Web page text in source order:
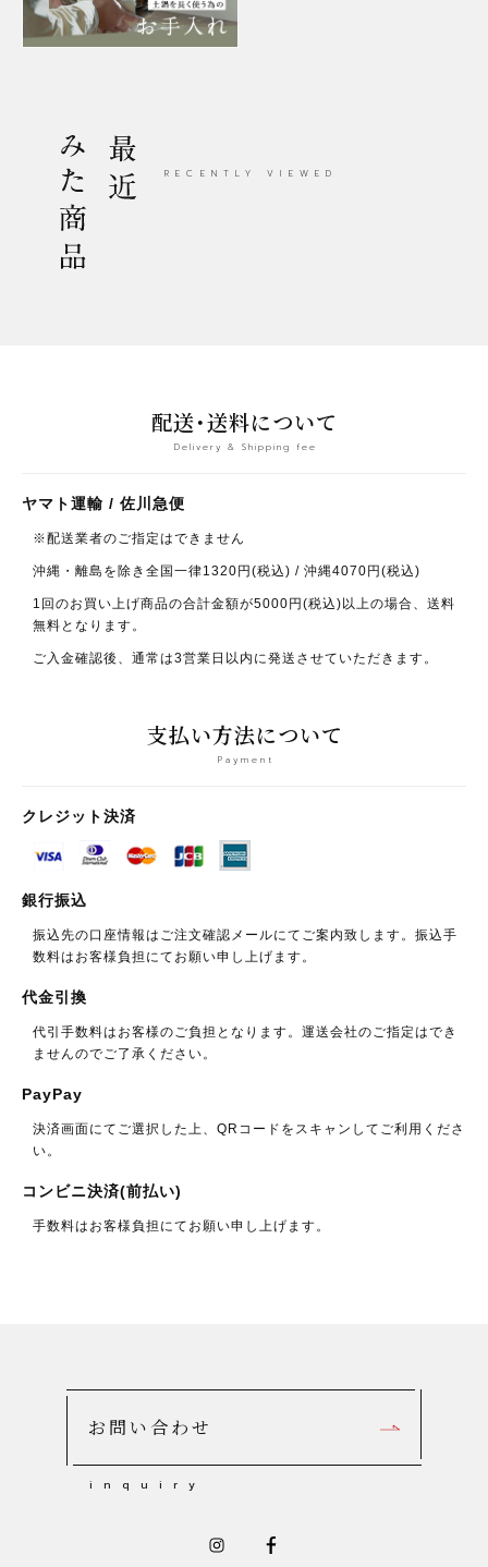
支払いについて
RECENTLY VIEWED
配送・送料について
Delivery & Shipping fee
ヤマト運輸 / 佐川急便
※配送業者のご指定はできません
沖縄・離島を除き全国一律1320円(税込) / 沖縄4070円(税込)
1回のお買い上げ商品の合計金額が5000円(税込)以上の場合、送料
無料となります。
ご入金確認後、通常は3営業日以内に発送させていただきます。
支払い方法について
Payment
クレジット決済
銀行振込
振込先の口座情報はご注文確認メールにてご案内致します。振込手
数料はお客様負担にてお願い申し上げます。
代金引換
代引手数料はお客様のご負担となります。運送会社のご指定はでき
ませんのでご了承ください。
PayPay
決済画面にてご選択した上、QRコードをスキャンしてご利用くださ
い。
コンビニ決済(前払い)
手数料はお客様負担にてお願い申し上げます。
お問い合わせ
i n q u i r y
佐治陶器のオフィシャルInstagram